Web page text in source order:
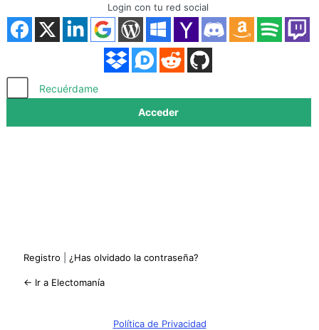
Acceder
Login con tu red social
Recuérdame
Registro ¿Has olvidado la contraseña?
← Ir a Electomanía
Política de Privacidad